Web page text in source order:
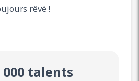
rêvé !
000 talents